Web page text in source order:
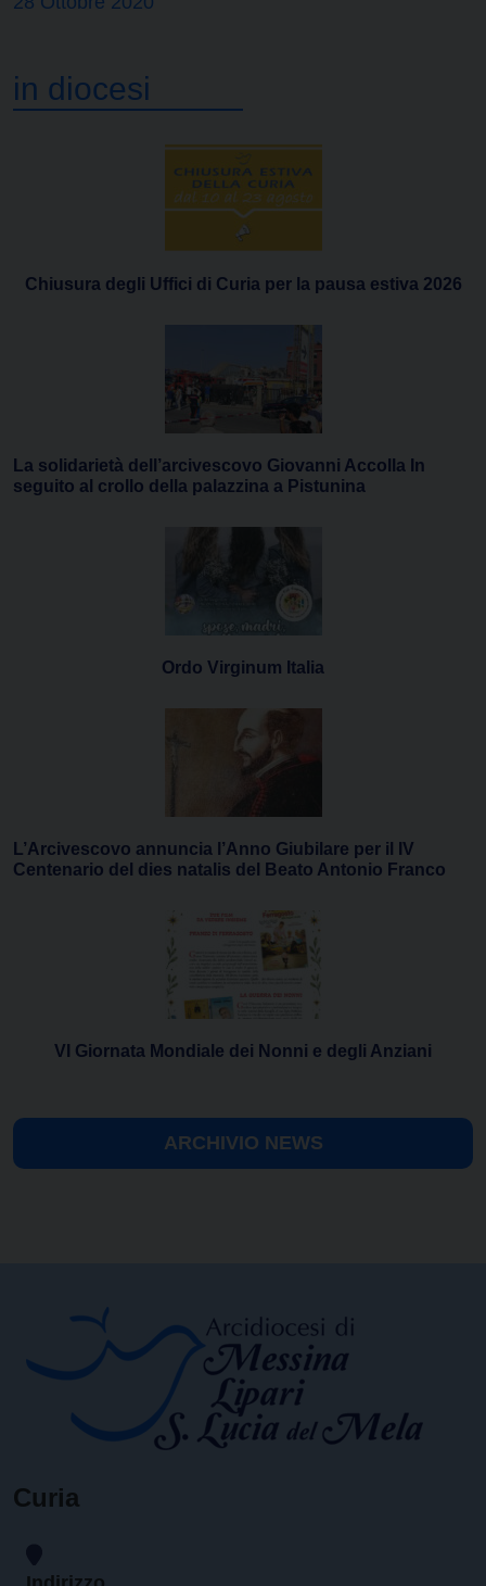
in diocesi
Chiusura degli Uffici di Curia per la pausa estiva 2026
La solidarietà dell’arcivescovo Giovanni Accolla In
seguito al crollo della palazzina a Pistunina
Ordo Virginum Italia
L’Arcivescovo annuncia l’Anno Giubilare per il IV
Centenario del dies natalis del Beato Antonio Franco
VI Giornata Mondiale dei Nonni e degli Anziani
ARCHIVIO NEWS
Curia